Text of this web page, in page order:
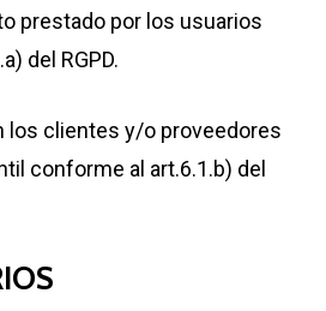
prestado por los usuarios
del RGPD.
los clientes y/o proveedores
conforme al art.6.1.b) del